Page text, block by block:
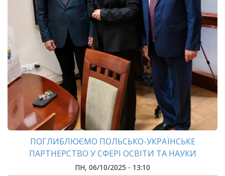
ПОГЛИБЛЮЄМО ПОЛЬСЬКО-УКРАЇНСЬКЕ
ПАРТНЕРСТВО У СФЕРІ ОСВІТИ ТА НАУКИ
ПН, 06/10/2025 - 13:10